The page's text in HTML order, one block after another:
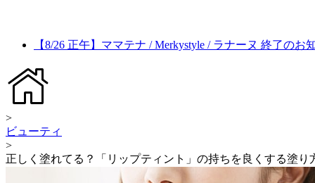
【8/26 正午】ママテナ / Merkystyle / ラナーヌ 終了のお
>
ビューティ
>
正しく塗れてる？「リップティント」の持ちを良くする塗り